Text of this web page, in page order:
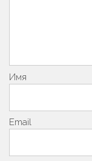
Имя
Email